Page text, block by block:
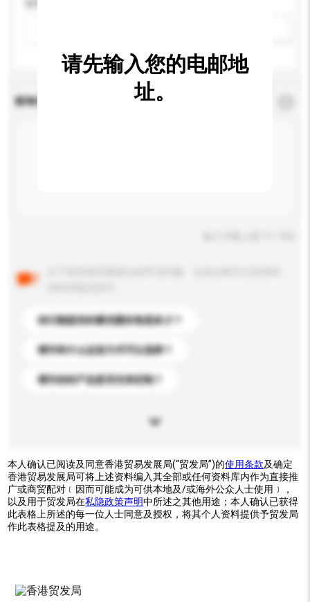
查询内容
你们能提供的最优惠价格是多少？
请问有什么运送方式可以选择？
请问你的产品是否支持定制？
请先输入您的电邮地
址。
本人确认已阅读及同意香港贸易发展局(“贸发局”)的使用条款及确定
香港贸易发展局可将上述资料编入其全部或任何资料库内作为直接推
广或商贸配对﹝因而可能成为可供本地及/或海外公众人士使用﹞，
以及用于贸发局在私隐政策声明中所述之其他用途；本人确认已获得
此表格上所述的每一位人士同意及授权，将其个人资料提供予贸发局
作此表格提及的用途。